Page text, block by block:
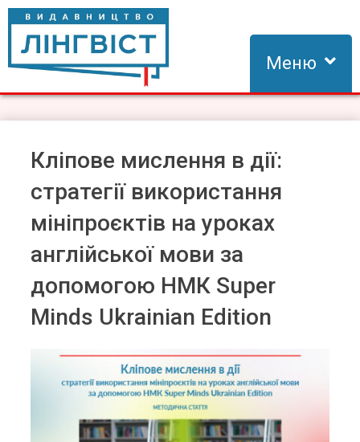
Skip
content
Видавництво Лінгвіст
Видавництво Лінгвіст – адаптація та створення видань для
Меню
Кліпове мислення в дії:
стратегії використання
мініпроєктів на уроках
англійської мови за
допомогою НМК Super
Minds Ukrainian Edition